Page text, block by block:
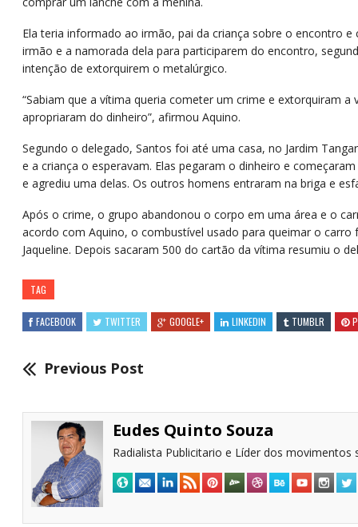
Ela teria informado ao irmão, pai da criança sobre o encontro
irmão e a namorada dela para participarem do encontro,
intenção de extorquirem o metalúrgico.
“Sabiam que a vítima queria cometer um crime e extorquiram a
apropriaram do dinheiro”, afirmou Aquino.
Segundo o delegado, Santos foi até uma casa, no Jardim
e a criança o esperavam. Elas pegaram o dinheiro e
e agrediu uma delas. Os outros homens entraram na briga e
Após o crime, o grupo abandonou o corpo em uma área e o
acordo com Aquino, o combustível usado para queimar o carro
Jaqueline. Depois sacaram 500 do cartão da vítima resumiu o
TAG
FACEBOOK TWITTER GOOGLE+ LINKEDIN TUMBLR
Previous Post
Eudes Quinto Souza
Radialista Publicitario e Líder dos movimentos